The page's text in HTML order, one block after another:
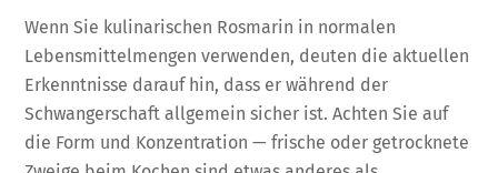
Wenn Sie kulinarischen Rosmarin in normalen
Lebensmittelmengen verwenden, deuten die aktuellen
Erkenntnisse darauf hin, dass er während der
Schwangerschaft allgemein sicher ist. Achten Sie auf
die Form und Konzentration — frische oder getrocknete